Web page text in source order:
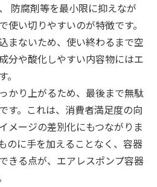
防腐剤等を最小限に抑えなが
使い切りやすいのが特徴です。
まないため、使い終わるまで空
分や酸化しやすい内容物にはエ
かり上がるため、最後まで無駄
す。これは、消費者満足度の向
メージの差別化にもつながりま
のに手を加えることなく、容器
きる点が、エアレスポンプ容器